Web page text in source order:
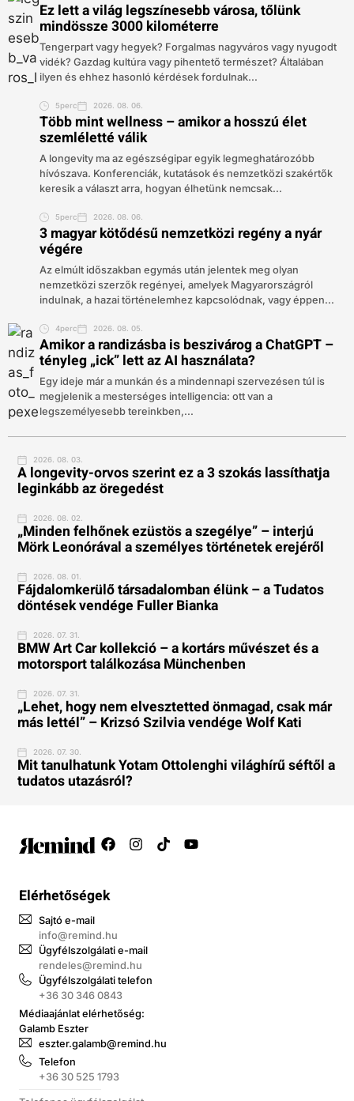
Ez lett a világ legszínesebb városa, tőlünk
mindössze 3000 kilométerre
Tengerpart vagy hegyek? Forgalmas nagyváros vagy nyugodt
vidék? Gazdag kultúra vagy pihentető természet? Általában
ilyen és ehhez hasonló kérdések fordulnak...
5perc 2026. 08. 06.
Több mint wellness – amikor a hosszú élet
szemléletté válik
A longevity ma az egészségipar egyik legmeghatározóbb
hívószava. Konferenciák, kutatások és nemzetközi szakértők
keresik a választ arra, hogyan élhetünk nemcsak...
5perc 2026. 08. 06.
3 magyar kötődésű nemzetközi regény a nyár
végére
Az elmúlt időszakban egymás után jelentek meg olyan
nemzetközi szerzők regényei, amelyek Magyarországról
indulnak, a hazai történelemhez kapcsolódnak, vagy éppen...
4perc 2026. 08. 05.
Amikor a randizásba is beszivárog a ChatGPT –
tényleg „ick” lett az AI használata?
Egy ideje már a munkán és a mindennapi szervezésen túl is
megjelenik a mesterséges intelligencia: ott van a
legszemélyesebb tereinkben,...
2026. 08. 03.
A longevity-orvos szerint ez a 3 szokás lassíthatja
leginkább az öregedést
2026. 08. 02.
„Minden felhőnek ezüstös a szegélye” – interjú
Mörk Leonórával a személyes történetek erejéről
2026. 08. 01.
Fájdalomkerülő társadalomban élünk – a Tudatos
döntések vendége Fuller Bianka
2026. 07. 31.
BMW Art Car kollekció – a kortárs művészet és a
motorsport találkozása Münchenben
2026. 07. 31.
„Lehet, hogy nem elvesztetted önmagad, csak már
más lettél” – Krizsó Szilvia vendége Wolf Kati
2026. 07. 30.
Mit tanulhatunk Yotam Ottolenghi világhírű séftől a
tudatos utazásról?
Elérhetőségek
Sajtó e-mail
info@remind.hu
Ügyfélszolgálati e-mail
rendeles@remind.hu
Ügyfélszolgálati telefon
+36 30 346 0843
Médiaajánlat elérhetőség:
Galamb Eszter
eszter.galamb@remind.hu
Telefon
+36 30 525 1793